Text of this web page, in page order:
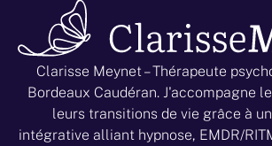
Clarisse Meynet – Thérapeute
Bordeaux Caudéran. J'accompagne
leurs transitions de vie grâce à
intégrative alliant hypnose, EMDR/